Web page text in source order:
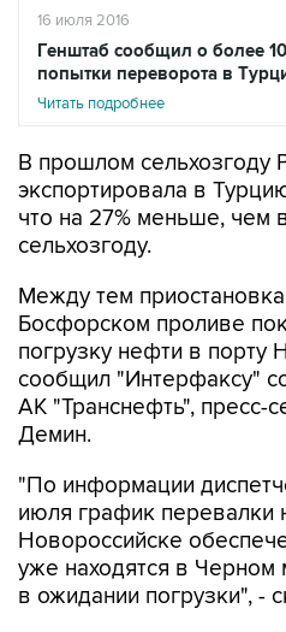
16 июля 2016
Генштаб сообщил о более
попытки переворота в
Читать подробнее
В прошлом сельхозгоду
экспортировала в
что на 27% меньше,
сельхозгоду.
Между тем
Босфорском проливе
погрузку нефти в порту
сообщил "Интерфаксу"
АК "Транснефть", пресс-
Демин.
"По информации
июля график перевалки
Новороссийске
уже находятся в Черном
в ожидании погрузки", -